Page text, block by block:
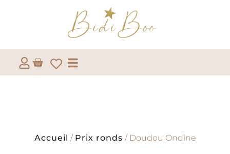
Accueil / Prix ronds / Doudou Ondine